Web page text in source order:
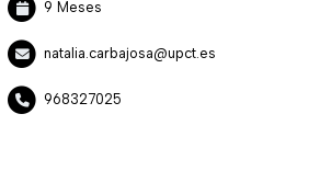
9 Meses
natalia.carbajosa@upct.es
968327025